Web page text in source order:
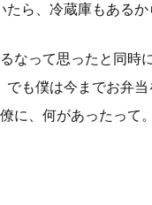
たら、冷蔵庫もある
なって思ったと同時
も僕は今までお弁当
に、何があったって